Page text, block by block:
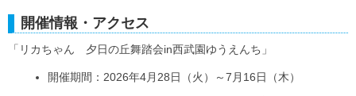
開催情報・アクセス
「リカちゃん 夕日の丘舞踏会in西武園ゆうえんち」
開催期間：2026年4月28日（火）～7月16日（木）